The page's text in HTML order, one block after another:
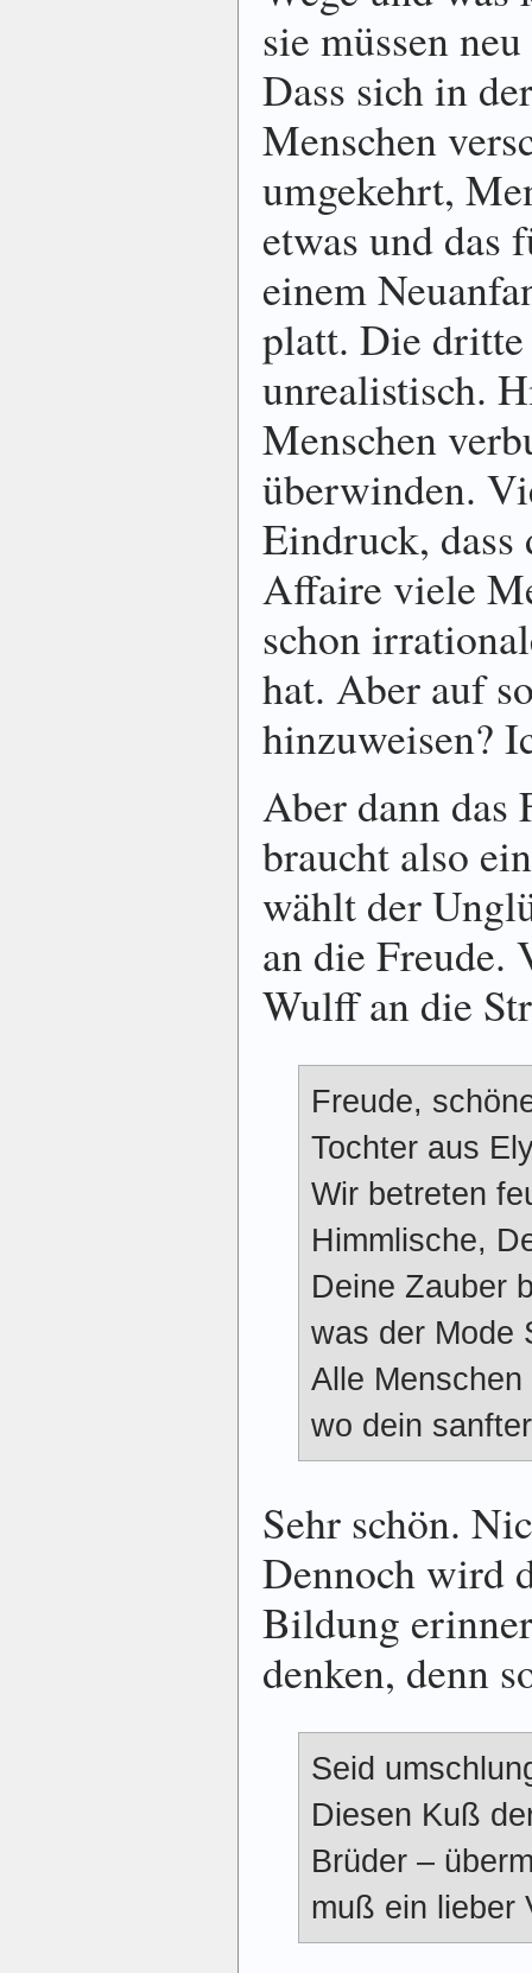
sie müssen
Dass sich in
Menschen
umgekehrt,
etwas und das
einem
platt. Die dritte
unrealistisch.
Menschen
überwinden.
Eindruck,
Affaire viele
schon
hat. Aber auf
hinzuweisen?
Aber dann
braucht also
wählt der
an die Freude.
Wulff an die
Freude,
Tochter aus
Wir betreten
Himmlische,
Deine Zauber
was der Mode
Alle
wo dein
Sehr schön.
Dennoch wird
Bildung
denken, denn
Seid
Diesen Kuß
Brüder –
muß ein lieber